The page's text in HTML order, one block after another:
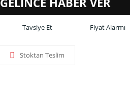
Tavsiye Et Fiyat Alarmı
Stoktan Teslim